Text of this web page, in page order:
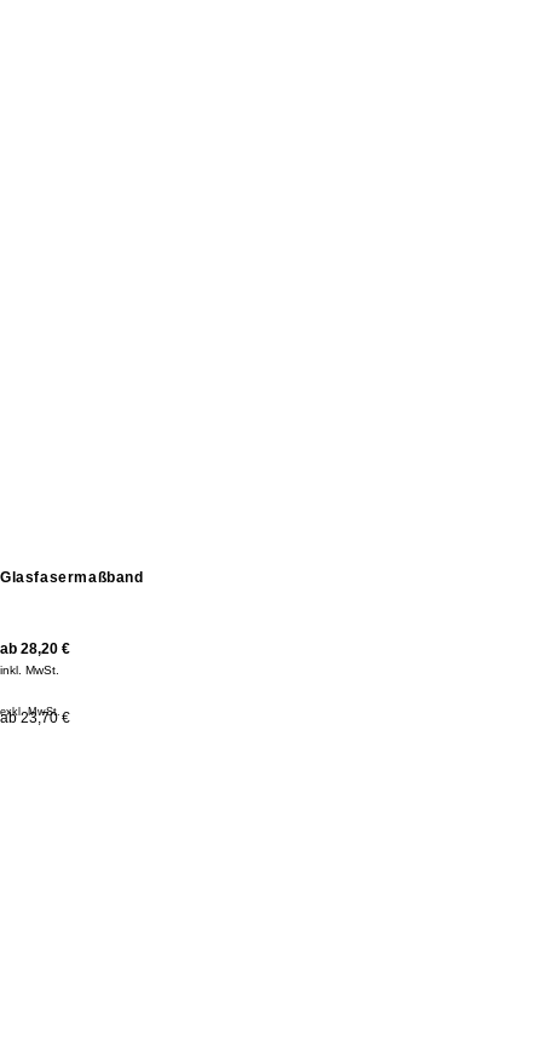
Glasfasermaßband
ab 28,20 €
inkl. MwSt.
ab 23,70 €
exkl. MwSt.